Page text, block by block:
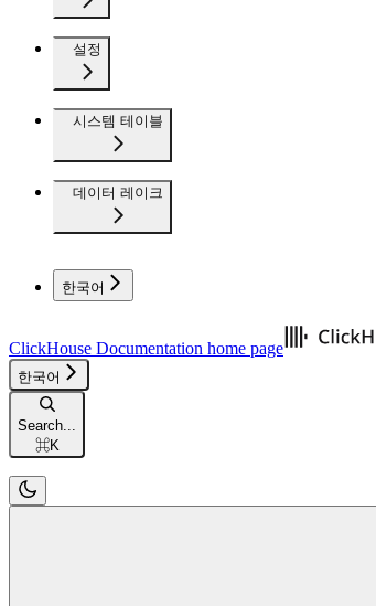
설정
시스템 테이블
데이터 레이크
한국어
ClickHouse Documentation home page
한국어
Search...
⌘K